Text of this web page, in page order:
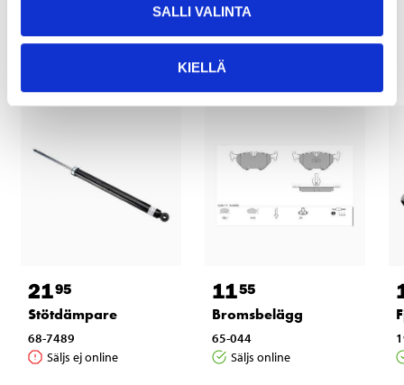
SALLI VALINTA
KIELLÄ
Andra kunder köpte också
2195
Stötdämpare
68-7489
Säljs ej online
1155
Bromsbelägg
65-044
Säljs online